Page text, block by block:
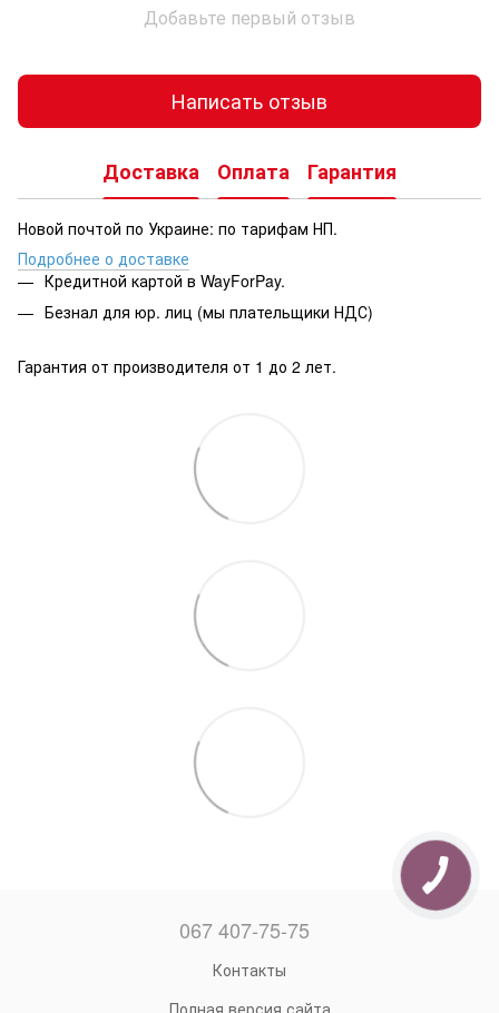
Добавьте первый отзыв
Написать отзыв
Доставка Оплата Гарантия
Новой почтой по Украине: по тарифам НП.
Подробнее о доставке
Кредитной картой в WayForPay.
Безнал для юр. лиц (мы плательщики НДС)
Гарантия от производителя от 1 до 2 лет.
067 407-75-75
Контакты
Полная версия сайта